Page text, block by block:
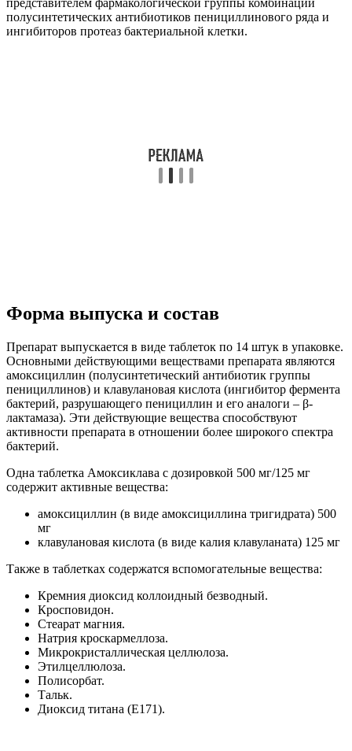
полусинтетических антибиотиков пенициллинового ряда и
ингибиторов протеаз бактериальной клетки.
Форма выпуска и состав
Препарат выпускается в виде таблеток по 14 штук в упаковке.
Основными действующими веществами препарата являются
амоксициллин (полусинтетический антибиотик группы
пенициллинов) и клавулановая кислота (ингибитор фермента
бактерий, разрушающего пенициллин и его аналоги – β-
лактамаза). Эти действующие вещества способствуют
активности препарата в отношении более широкого спектра
бактерий.
Одна таблетка Амоксиклава с дозировкой 500 мг/125 мг
содержит активные вещества:
амоксициллин (в виде амоксициллина тригидрата) 500
мг
клавулановая кислота (в виде калия клавуланата) 125 мг
Также в таблетках содержатся вспомогательные вещества:
Кремния диоксид коллоидный безводный.
Кросповидон.
Стеарат магния.
Натрия кроскармеллоза.
Микрокристаллическая целлюлоза.
Этилцеллюлоза.
Полисорбат.
Тальк.
Диоксид титана (Е171).